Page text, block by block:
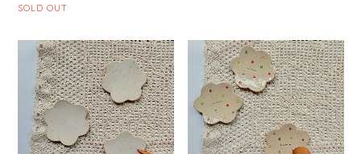
SOLD OUT